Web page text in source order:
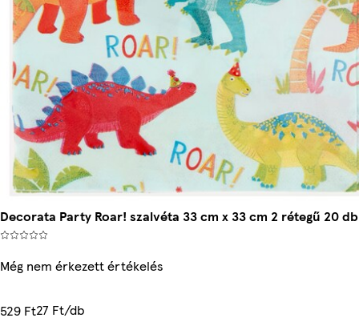
Decorata Party Roar! szalvéta 33 cm x 33 cm 2 rétegű 20 db
Még nem érkezett értékelés
529 Ft27 Ft/db